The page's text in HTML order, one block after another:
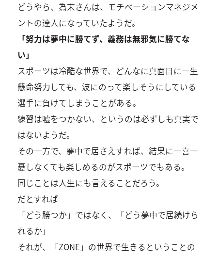
どうやら、為末さんは、モチベーションマネジメ
ントの達人になっていたようだ。
「努力は夢中に勝てず、義務は無邪気に勝てな
い」
スポーツは冷酷な世界で、どんなに真面目に一生
懸命努力しても、波にのって楽しそうにしている
選手に負けてしまうことがある。
練習は嘘をつかない、というのは必ずしも真実で
はないようだ。
その一方で、夢中で居さえすれば、結果に一喜一
憂しなくても楽しめるのがスポーツでもある。
同じことは人生にも言えることだろう。
だとすれば
「どう勝つか」ではなく、「どう夢中で居続けら
れるか」
それが、「ZONE」の世界で生きるということの